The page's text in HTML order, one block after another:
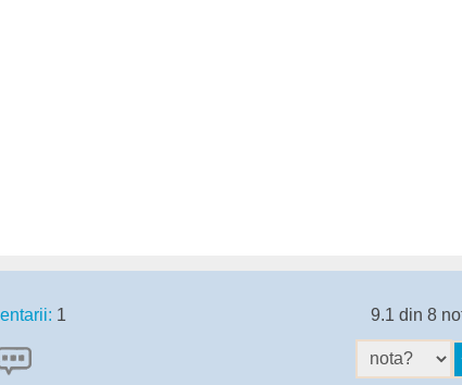
1 9.1 din 8